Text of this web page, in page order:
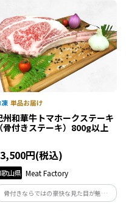
州和華牛トマホークステーキ
（骨付きステーキ）800g以上
円(税込)
山県 Meat Factory
骨付きならではの豪快な見た目が魅力
の、紀州和華牛トマホークステーキ。